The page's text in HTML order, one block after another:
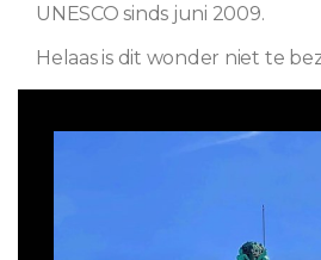
UNESCO sinds juni 2009.
Helaas is dit wonder niet te